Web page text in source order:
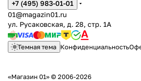
+7 (495) 983-01-01
01@magazin01.ru
ул. Русаковская, д. 28, стр. 1А
Темная тема Конфиденциальность
«Магазин 01» © 2006-2026